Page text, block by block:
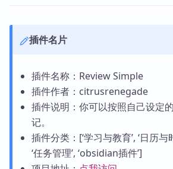
插件名片
插件名称：Review Simple
插件作者：citrusrenegade
插件说明：你可以按照自己设定
记。
插件分类：[‘学习与教育’, ‘日历与
‘任务管理’, ‘obsidian插件’]